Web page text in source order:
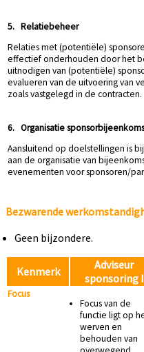
5. Relatiebeheer
Relaties met (potentiële)
effectief onderhouden door het
uitnodigen van (potentiële)
evalueren van de uitvoering van
zoals vastgelegd in de contracten.
6. Organisatie
Aansluitend op doelstellingen is
aan de organisatie van
evenementen voor sponsoren/
Bezwarende
Geen bijzondere.
Kenmerk
Adviseur
sponsoring I
Focus
Focus van de
functie ligt op
werven en
behouden van